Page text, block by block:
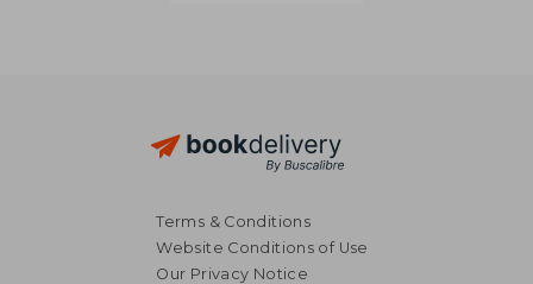
Terms & Conditions
Website Conditions of Use
Our Privacy Notice